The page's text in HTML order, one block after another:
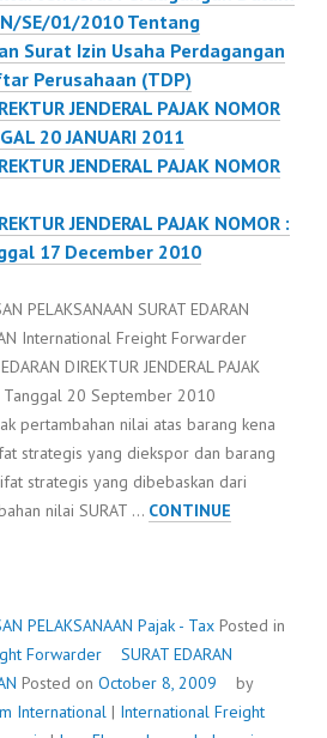
SE/01/2010 Tentang
Surat Izin Usaha Perdagangan
Perusahaan (TDP)
JENDERAL PAJAK NOMOR
20 JANUARI 2011
JENDERAL PAJAK NOMOR
JENDERAL PAJAK NOMOR :
17 December 2010
PELAKSANAAN SURAT EDARAN
International Freight Forwarder
DIREKTUR JENDERAL PAJAK
Tanggal 20 September 2010
pertambahan nilai atas barang kena
strategis yang diekspor dan barang
strategis yang dibebaskan dari
nilai SURAT … CONTINUE
PELAKSANAAN Pajak - Tax Posted in
Forwarder
SURAT EDARAN
Posted on October 8, 2009
by
International | International Freight